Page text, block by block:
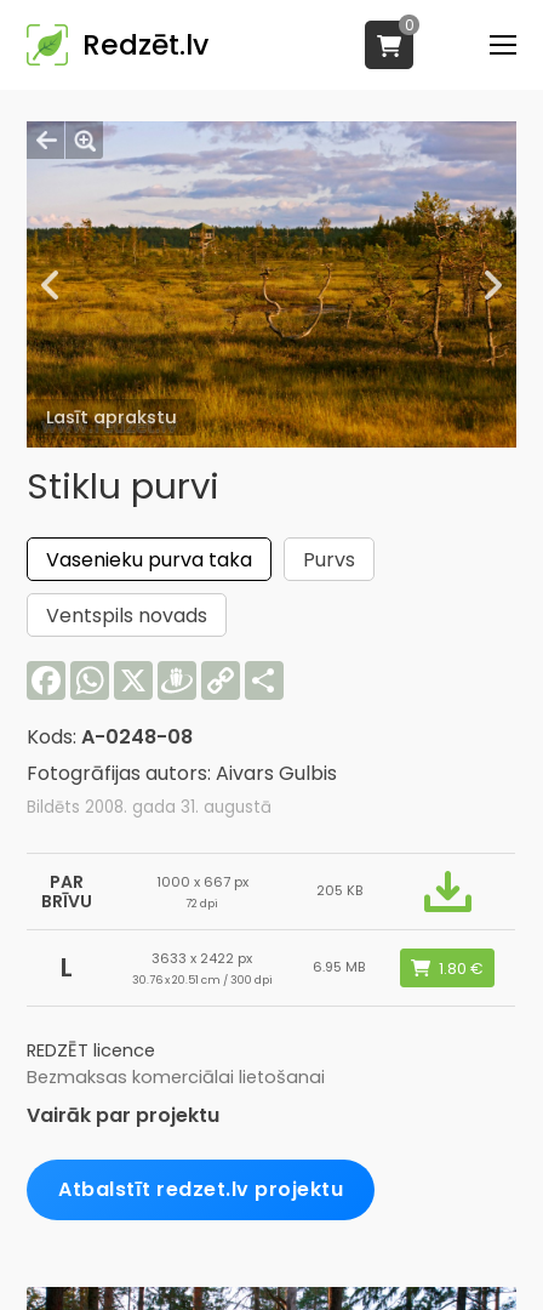
Redzēt.lv
0
Lasīt aprakstu
Stiklu purvi
Vasenieku purva taka
Purvs
Ventspils novads
FacebookWhatsApp
X Draugiem
Copy
Link
Kods:A-0248-08
Fotogrāfijas autors: Aivars Gulbis
Bildēts 2008. gada 31. augustā
PAR
BRĪVU
1000 x 667 px
72 dpi
205 KB
L 3633 x 2422 px
30.76 x 20.51 cm / 300 dpi
6.95 MB
REDZĒT licence
Bezmaksas komerciālai lietošanai
Vairāk par projektu
Atbalstīt redzet.lv projektu